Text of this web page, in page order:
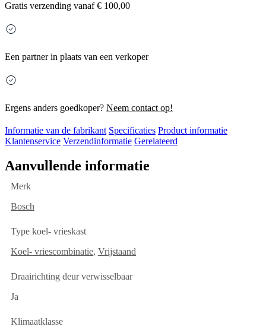
Gratis verzending vanaf € 100,00
Een partner in plaats van een verkoper
Ergens anders goedkoper? Neem contact op!
Informatie van de fabrikant Specificaties Product informatie
Klantenservice Verzendinformatie Gerelateerd
Aanvullende informatie
Merk
Bosch
Type koel- vrieskast
Koel- vriescombinatie, Vrijstaand
Draairichting deur verwisselbaar
Ja
Klimaatklasse